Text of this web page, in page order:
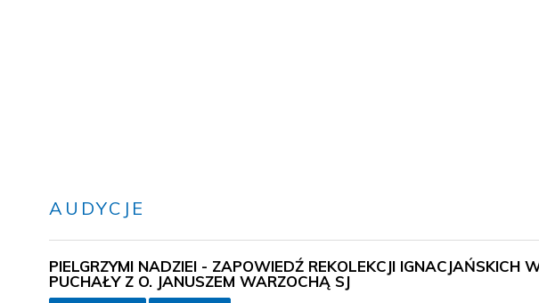
AUDYCJE
PIELGRZYMI NADZIEI - ZAPOWIEDŹ REKOLEKCJI
PUCHAŁY Z O. JANUSZEM WARZOCHĄ SJ